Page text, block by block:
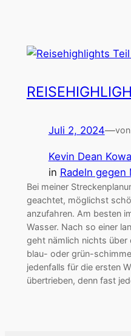
Juli 2, 2024—von
Kevin Dean
in Radeln gegen
Bei meiner
geachtet, möglichst
anzufahren. Am besten
Wasser. Nach so einer
geht nämlich nichts über
blau- oder grün-
jedenfalls für die ersten
übertrieben, denn fast